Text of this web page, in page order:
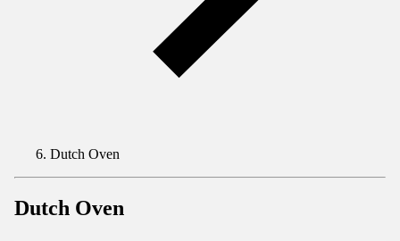
Dutch Oven
Dutch Oven